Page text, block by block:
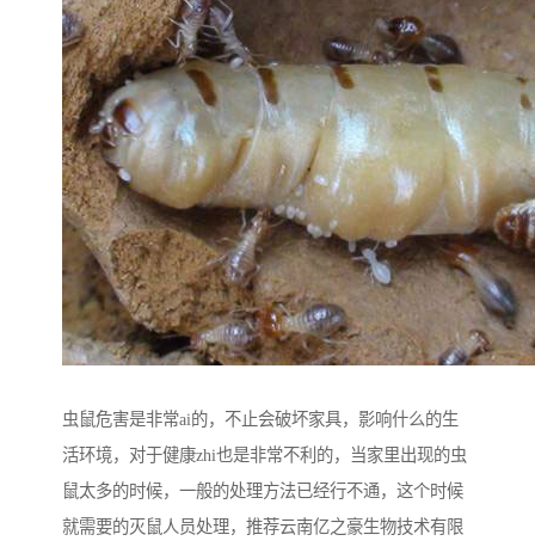
虫鼠危害是非常ai的，不止会破坏家具，影响什么的生
活环境，对于健康zhi也是非常不利的，当家里出现的虫
鼠太多的时候，一般的处理方法已经行不通，这个时候
就需要的灭鼠人员处理，推荐云南亿之豪生物技术有限